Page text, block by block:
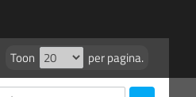
Toon per pagina.